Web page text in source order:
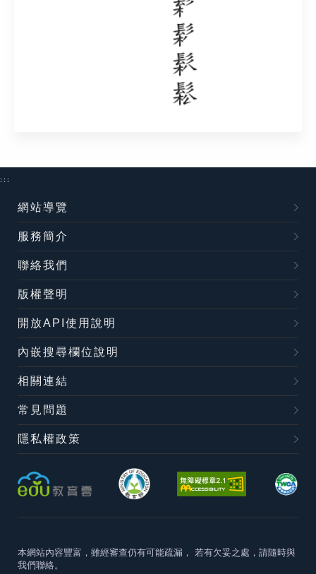
:::
網站導覽
服務簡介
聯絡我們
版權聲明
開放API使用說明
內嵌搜尋欄位說明
相關連結
常見問題
隱私權政策
本網站內容豐富，雖經審查仍有可能疏漏， 若有欠妥之處，請隨時與
我們聯絡。